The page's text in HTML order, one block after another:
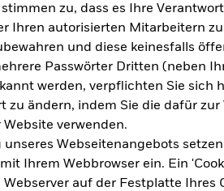
zu, dass es Ihre
Ihren autorisierten Mitarbeitern
und diese keinesfalls
Passwörter Dritten (neben
werden, verpflichten Sie sich
zu ändern, indem Sie die dafür
verwenden.
Webseitenangebots setzen
Ihrem Webbrowser ein. Ein
Webserver auf der Festplatte Ihres